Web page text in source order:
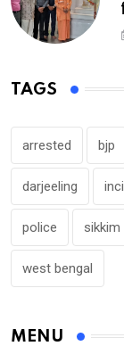
TAGS
arrested bjp
darjeeling
police sikkim
west bengal
MENU